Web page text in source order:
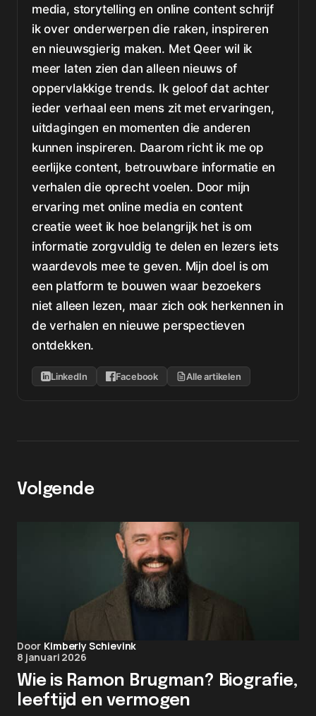
media, storytelling en online content schrijf
ik over onderwerpen die raken, inspireren
en nieuwsgierig maken. Met Qeer wil ik
meer laten zien dan alleen nieuws of
oppervlakkige trends. Ik geloof dat achter
ieder verhaal een mens zit met ervaringen,
uitdagingen en momenten die anderen
kunnen inspireren. Daarom richt ik me op
eerlijke content, betrouwbare informatie en
verhalen die oprecht voelen. Door mijn
ervaring met online media en content
creatie weet ik hoe belangrijk het is om
informatie zorgvuldig te delen en lezers iets
waardevols mee te geven. Mijn doel is om
een platform te bouwen waar bezoekers
niet alleen lezen, maar zich ook herkennen in
de verhalen en nieuwe perspectieven
ontdekken.
LinkedIn Facebook Alle artikelen
Volgende
Door Kimberly Schievink
8 januari 2026
Wie is Ramon Brugman? Biografie,
leeftijd en vermogen